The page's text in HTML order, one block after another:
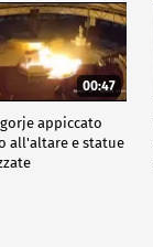
00:47
appiccato
all'altare e statue